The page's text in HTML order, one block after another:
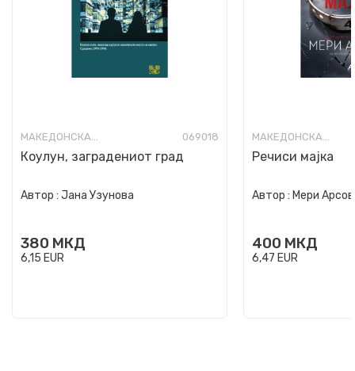
МАКЕДОНСКА КНИЖЕВНОСТ 069018
Коулун, заградениот град
Автор : Јана Узунова
380 МКД
6,15 EUR
МАКЕДОНСКА КНИЖЕВНОСТ
Речиси мајка
Автор : Мери
400 МКД
6,47 EUR